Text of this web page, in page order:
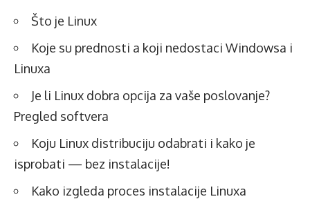
Što je Linux
Koje su prednosti a koji nedostaci Windowsa i
Linuxa
Je li Linux dobra opcija za vaše poslovanje?
Pregled softvera
Koju Linux distribuciju odabrati i kako je
isprobati — bez instalacije!
Kako izgleda proces instalacije Linuxa